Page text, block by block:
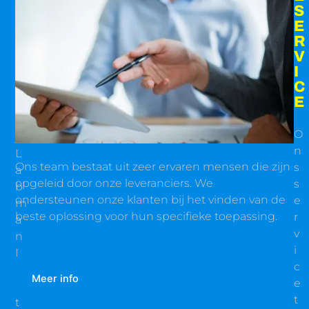
i
L
a
b
m
a
n
I
t
Ons team bestaat uit zeer ervaren mensen die zijn
opgeleid door onze leveranciers. We
ondersteunen onze klanten bij het vinden van de
beste oplossing voor hun specifieke toepassing.
Meer info
S
E
R
V
I
C
E
O
n
s
s
e
r
v
i
c
e
t